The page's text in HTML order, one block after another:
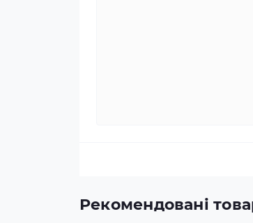
Рекомендовані